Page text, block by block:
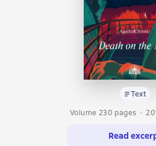
Text
Volume 230 pages
Read